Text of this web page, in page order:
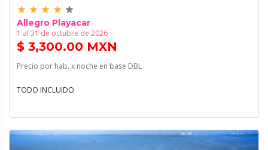
grade grade grade grade grade
Allegro Playacar
1 al 31 de octubre de 2026
$ 3,300.00 MXN
Precio por hab. x noche en base DBL
TODO INCLUIDO